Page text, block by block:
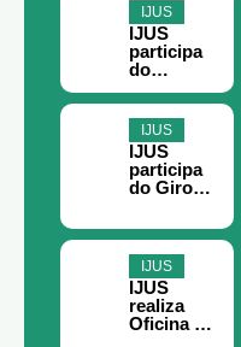
IJUS
IJUS
participa
do
Paraense
do
Terceiro
Setor, em
Belém
IJUS
IJUS
participa
do Giro
IJUS
IJUS
realiza
Oficina de